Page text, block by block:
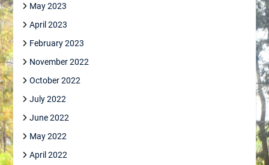
May 2023
April 2023
February 2023
November 2022
October 2022
July 2022
June 2022
May 2022
April 2022